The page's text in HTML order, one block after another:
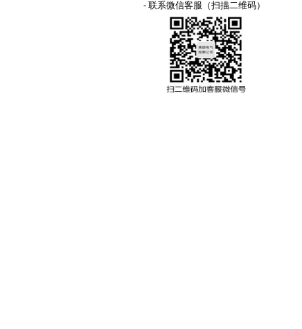
- 联系微信客服（扫描二维码）